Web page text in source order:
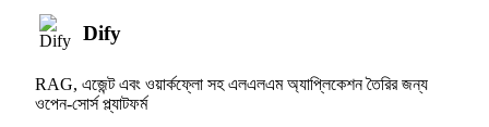
Dify
RAG, এজেন্ট এবং ওয়ার্কফ্লো সহ এলএলএম অ্যাপ্লিকেশন তৈরির জন্য
ওপেন-সোর্স প্ল্যাটফর্ম